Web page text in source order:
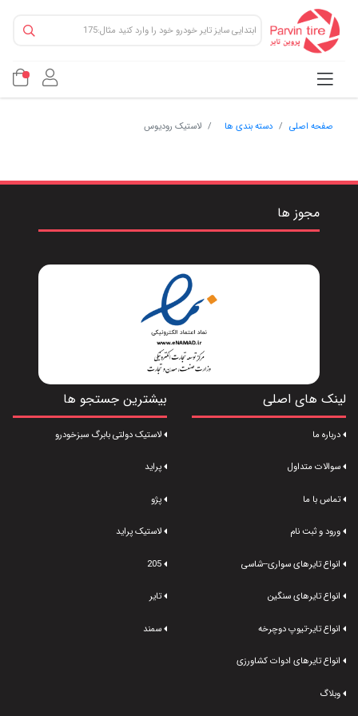
صفحه اصلی دسته بندی ها لاستیک رودیوس
مجوز ها
لینک های اصلی
درباره ما
سوالات متداول
تماس با ما
ورود و ثبت نام
انواع تایرهای سواری--شاسی
انواع تایرهای سنگین
انواع تایر-تیوپ دوچرخه
انواع تایرهای ادوات کشاورزی
وبلاگ
بیشترین جستجو ها
لاستیک دولتی بابرگ سبزخودرو
پراید
پژو
لاستیک پراید
205
تایر
سمند